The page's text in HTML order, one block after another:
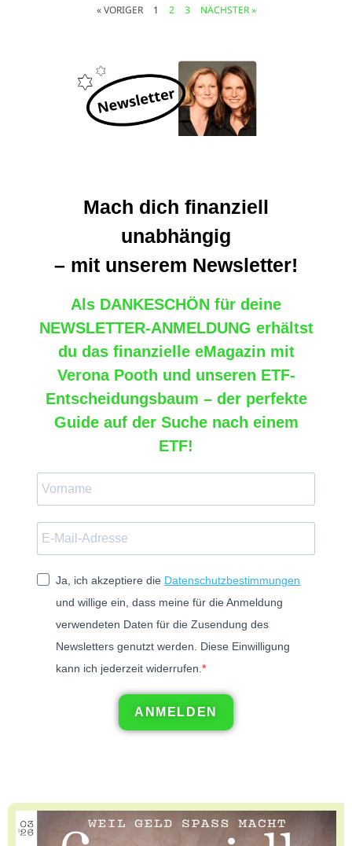
« VORIGER 1 2 3 NÄCHSTER »
Mach dich finanziell
unabhängig
– mit unserem Newsletter!
Als DANKESCHÖN für deine
NEWSLETTER-ANMELDUNG erhältst
du das finanzielle eMagazin mit
Verona Pooth und unseren ETF-
Entscheidungsbaum – der perfekte
Guide auf der Suche nach einem
ETF!
Ja, ich akzeptiere die Datenschutzbestimmungen
und willige ein, dass meine für die Anmeldung
verwendeten Daten für die Zusendung des
Newsletters genutzt werden. Diese Einwilligung
kann ich jederzeit widerrufen.
ANMELDEN